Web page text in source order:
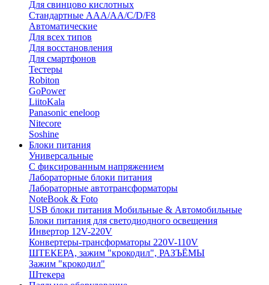
Для свинцово кислотных
Стандартные ААА/АА/С/D/F8
Автоматические
Для всех типов
Для восстановления
Для смартфонов
Тестеры
Robiton
GoPower
LiitoKala
Panasonic eneloop
Nitecore
Soshine
Блоки питания
Универсальные
C фиксированным напряжением
Лабораторные блоки питания
Лабораторные автотрансформаторы
NoteBook & Foto
USB блоки питания Мобильные & Автомобильные
Блоки питания для светодиодного освещения
Инвертор 12V-220V
Конвертеры-трансформаторы 220V-110V
ШТЕКЕРА, зажим "крокодил", РАЗЪЁМЫ
Зажим "крокодил"
Штекера